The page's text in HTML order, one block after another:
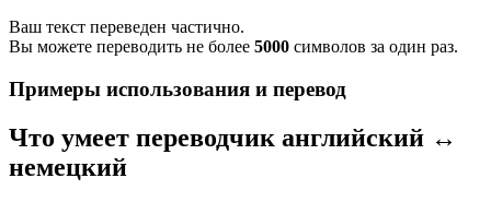
Ваш текст переведен частично.
Вы можете переводить не более 5000 символов за один раз.
Примеры использования и перевод
Что умеет переводчик английский ↔
немецкий